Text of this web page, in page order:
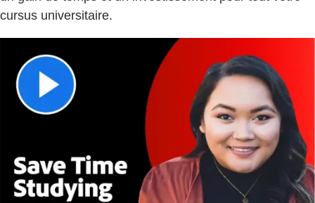
cursus universitaire.